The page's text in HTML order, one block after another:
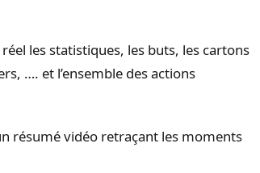
les statistiques, les buts, les cartons
…. et l’ensemble des actions
résumé vidéo retraçant les moments